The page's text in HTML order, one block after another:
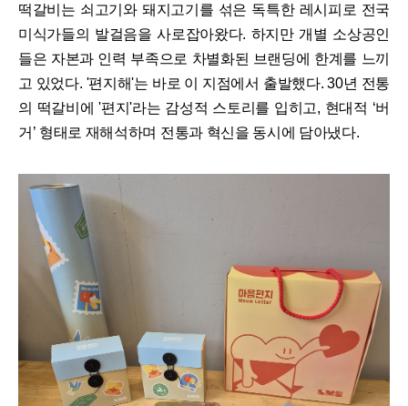
떡갈비는 쇠고기와 돼지고기를 섞은 독특한 레시피로 전국
미식가들의 발걸음을 사로잡아왔다. 하지만 개별 소상공인
들은 자본과 인력 부족으로 차별화된 브랜딩에 한계를 느끼
고 있었다. '편지해'는 바로 이 지점에서 출발했다. 30년 전통
의 떡갈비에 '편지'라는 감성적 스토리를 입히고, 현대적 ‘버
거’ 형태로 재해석하며 전통과 혁신을 동시에 담아냈다.